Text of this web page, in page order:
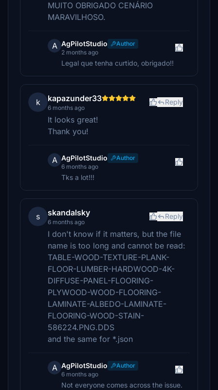
MUITO OBRIGADO CENÁRIO
MARAVILHOSO.
A AgPilotStudio
Author
2 months ago
Legal que tenha curtido, obrigado!!
k kapazunder33
6 months ago
Reply
It looks great!
Thank you!
A AgPilotStudio
Author
6 months ago
Tks a lot!!!
s skandalsky
6 months ago
Reply
I don't know if it matters, but the file
name is too long and cannot be read:
TABLE-WOOD-TEXTURE-PLANK-
FLOOR-LUMBER-HARDWOOD-4K-
DIFFUSE-PANEL-FLOORING-
PLYWOOD-WOOD-FLOORING-
LAMINATE-ALBEDO-LAMINATE-
FLOORING-WOOD-STAIN-
586224.PNG.DDS
and the same for *.json
A AgPilotStudio
Author
6 months ago
Not everyone comes across the issue.